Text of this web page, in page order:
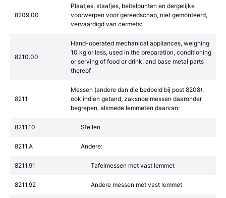
8209.00
Plaatjes, staafjes, beitelpunten en dergelijke
voorwerpen voor gereedschap, niet gemonteerd,
vervaardigd van cermets:
8210.00
Hand-operated mechanical appliances, weighing
10 kg or less, used in the preparation, conditioning
or serving of food or drink, and base metal parts
thereof
8211
Messen (andere dan die bedoeld bij post 8208),
ook indien getand, zaksnoeimessen daaronder
begrepen, alsmede lemmeten daarvan:
8211.10 Stellen
8211.A Andere:
8211.91 Tafelmessen met vast lemmet
8211.92 Andere messen met vast lemmet